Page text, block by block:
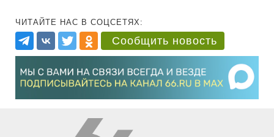
ЧИТАЙТЕ НАС В СОЦСЕТЯХ:
Сообщить новость